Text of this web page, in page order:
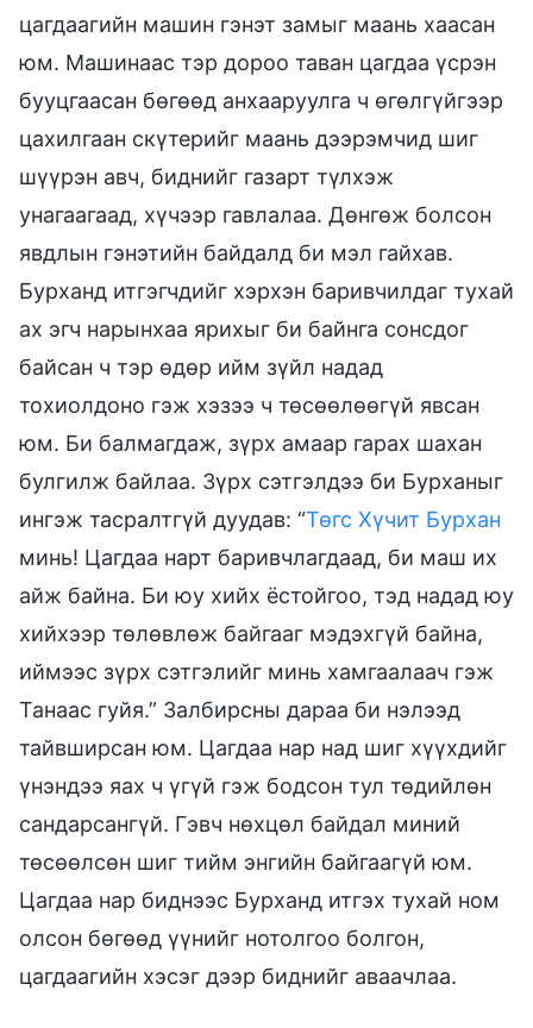
цагдаагийн машин гэнэт замыг маань хаасан
юм. Машинаас тэр дороо таван цагдаа үсрэн
бууцгаасан бөгөөд анхааруулга ч өгөлгүйгээр
цахилгаан скүтерийг маань дээрэмчид шиг
шүүрэн авч, биднийг газарт түлхэж
унагаагаад, хүчээр гавлалаа. Дөнгөж болсон
явдлын гэнэтийн байдалд би мэл гайхав.
Бурханд итгэгчдийг хэрхэн баривчилдаг тухай
ах эгч нарынхаа ярихыг би байнга сонсдог
байсан ч тэр өдөр ийм зүйл надад
тохиолдоно гэж хэзээ ч төсөөлөөгүй явсан
юм. Би балмагдаж, зүрх амаар гарах шахан
булгилж байлаа. Зүрх сэтгэлдээ би Бурханыг
ингэж тасралтгүй дуудав: “Төгс Хүчит Бурхан
минь! Цагдаа нарт баривчлагдаад, би маш их
айж байна. Би юу хийх ёстойгоо, тэд надад юу
хийхээр төлөвлөж байгааг мэдэхгүй байна,
иймээс зүрх сэтгэлийг минь хамгаалаач гэж
Танаас гуйя.” Залбирсны дараа би нэлээд
тайвширсан юм. Цагдаа нар над шиг хүүхдийг
үнэндээ яах ч үгүй гэж бодсон тул төдийлөн
сандарсангүй. Гэвч нөхцөл байдал миний
төсөөлсөн шиг тийм энгийн байгаагүй юм.
Цагдаа нар биднээс Бурханд итгэх тухай ном
олсон бөгөөд үүнийг нотолгоо болгон,
цагдаагийн хэсэг дээр биднийг аваачлаа.